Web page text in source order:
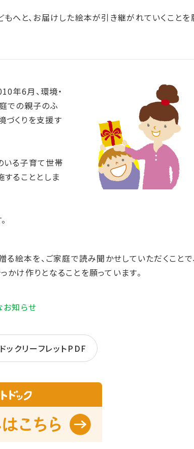
もへと、お届けした絵本が引き継がれていくことを
年6月、環境・
での親子のふ
づくりを支援す
いる子育て世帯
することとしま
る絵本を、ご家庭で読み聞かせしていただくことで
け作りとなることを願っています。
知らせ
クリーフレットPDF